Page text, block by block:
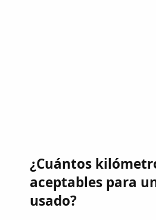
¿Cuántos
aceptables para
usado?